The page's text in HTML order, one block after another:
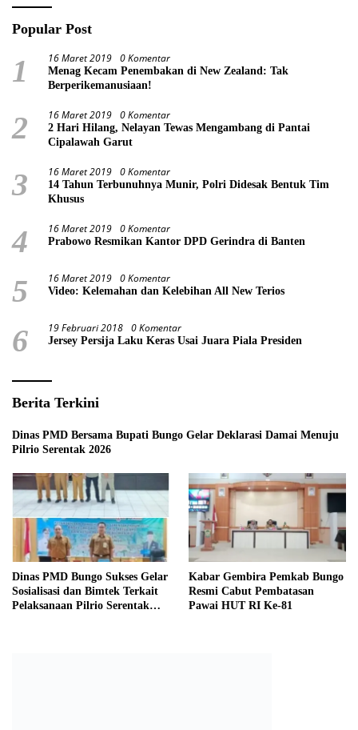
Popular Post
1 16 Maret 2019 0 Komentar
Menag Kecam Penembakan di New Zealand: Tak
Berperikemanusiaan!
2 16 Maret 2019 0 Komentar
2 Hari Hilang, Nelayan Tewas Mengambang di Pantai
Cipalawah Garut
3 16 Maret 2019 0 Komentar
14 Tahun Terbunuhnya Munir, Polri Didesak Bentuk Tim
Khusus
4 16 Maret 2019 0 Komentar
Prabowo Resmikan Kantor DPD Gerindra di Banten
5 16 Maret 2019 0 Komentar
Video: Kelemahan dan Kelebihan All New Terios
6 19 Februari 2018 0 Komentar
Jersey Persija Laku Keras Usai Juara Piala Presiden
Berita Terkini
Dinas PMD Bersama Bupati Bungo Gelar Deklarasi Damai Menuju
Pilrio Serentak 2026
Dinas PMD Bungo Sukses Gelar
Sosialisasi dan Bimtek Terkait
Pelaksanaan Pilrio Serentak
Kabar Gembira Pemkab Bungo
Resmi Cabut Pembatasan
Pawai HUT RI Ke-81